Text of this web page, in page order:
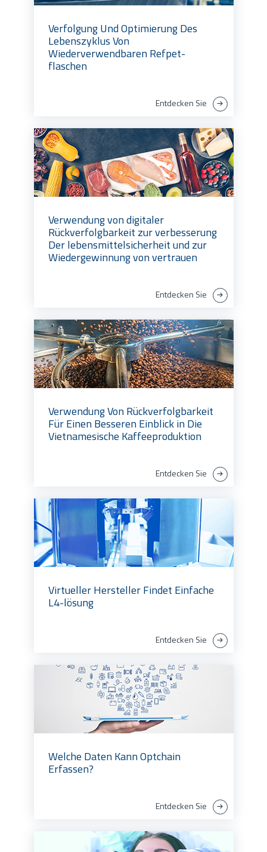
Verfolgung Und Optimierung Des
Lebenszyklus Von
Wiederverwendbaren Refpet-
flaschen
Entdecken Sie
Verwendung von digitaler
Rückverfolgbarkeit zur verbesserung
Der lebensmittelsicherheit und zur
Wiedergewinnung von vertrauen
Entdecken Sie
Verwendung Von Rückverfolgbarkeit
Für Einen Besseren Einblick in Die
Vietnamesische Kaffeeproduktion
Entdecken Sie
Virtueller Hersteller Findet Einfache
L4-lösung
Entdecken Sie
Welche Daten Kann Optchain
Erfassen?
Entdecken Sie